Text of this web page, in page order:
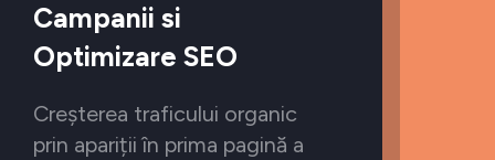
Campanii si
Optimizare SEO
Creșterea traficului organic
prin apariții în prima pagină a